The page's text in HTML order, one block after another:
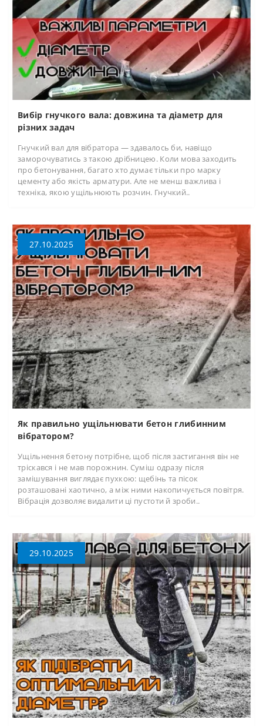
Вибір гнучкого вала: довжина та діаметр для
різних задач
Гнучкий вал для вібратора — здавалось би, навіщо
заморочуватись з такою дрібницею. Коли мова заходить
про бетонування, багато хто думає тільки про марку
цементу або якість арматури. Але не менш важлива і
техніка, якою ущільнюють розчин. Гнучкий..
27.10.2025
Як правильно ущільнювати бетон глибинним
вібратором?
Ущільнення бетону потрібне, щоб після застигання він не
тріскався і не мав порожнин. Суміш одразу після
замішування виглядає пухкою: щебінь та пісок
розташовані хаотично, а між ними накопичується повітря.
Вібрація дозволяє видалити ці пустоти й зроби..
29.10.2025